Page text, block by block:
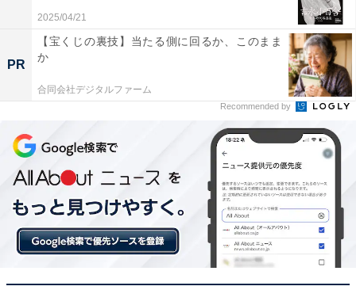
A post shared by マイ・セカンド・アオハル10月期火曜ドラマ
ランキング1位に選ばれたのは、ドラマや映画、バラエ
ティなど多方面で活躍している広瀬アリスさんです。
2018年放送のドラマ『探偵が早すぎる』（読売テレビ・
日本テレビ系）では22歳の美女「十川 一華」役を担当
し、ユーモアあふれる演技で視聴者の笑いを誘いまし
た。
広瀬さんを選んだ回答者からは、「気の強い役も違和感
なく演じる事ができる上に、彩子が日本人離れした顔立
ちなので、洋風の顔立ちである広瀬アリスがいいと思っ
2025/04/21
PR
【宝くじの裏技】当たる側に回るか、このまま
か
合同会社デジタルファーム
Recommended by